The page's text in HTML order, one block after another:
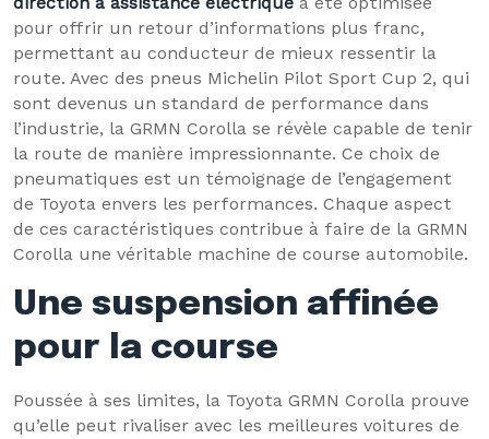
pour offrir un retour d’informations plus franc,
permettant au conducteur de mieux ressentir la
route. Avec des pneus Michelin Pilot Sport Cup 2, qui
sont devenus un standard de performance dans
l’industrie, la GRMN Corolla se révèle capable de tenir
la route de manière impressionnante. Ce choix de
pneumatiques est un témoignage de l’engagement
de Toyota envers les performances. Chaque aspect
de ces caractéristiques contribue à faire de la GRMN
Corolla une véritable machine de course automobile.
Une suspension affinée
pour la course
Poussée à ses limites, la Toyota GRMN Corolla prouve
qu’elle peut rivaliser avec les meilleures voitures de